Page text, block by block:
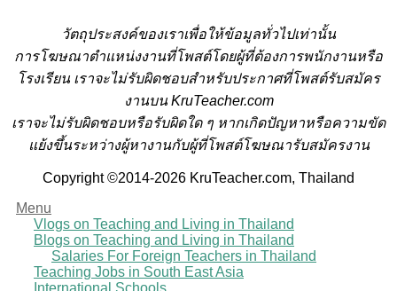
วัตถุประสงค์ของเราเพื่อให้ข้อมูลทั่วไปเท่านั้น
การโฆษณาตำแหน่งงานที่โพสต์โดยผู้ที่ต้องการพนักงานหรือ
โรงเรียน เราจะไม่รับผิดชอบสำหรับประกาศที่โพสต์รับสมัคร
งานบน KruTeacher.com
เราจะไม่รับผิดชอบหรือรับผิดใด ๆ หากเกิดปัญหาหรือความขัด
แย้งขึ้นระหว่างผู้หางานกับผู้ที่โพสต์โฆษณารับสมัครงาน
Copyright ©2014-2026 KruTeacher.com, Thailand
Menu
Vlogs on Teaching and Living in Thailand
Blogs on Teaching and Living in Thailand
Salaries For Foreign Teachers in Thailand
Teaching Jobs in South East Asia
International Schools